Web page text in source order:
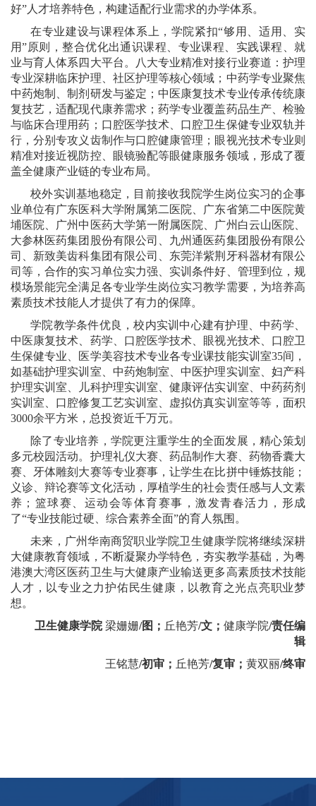
好”人才培养特色，构建适配行业需求的办学体系。
在专业建设与课程体系上，学院紧扣“够用、适用、实
用”原则，整合优化出通识课程、专业课程、实践课程、就
业与育人体系四大平台。八大专业精准对接行业赛道：护理
专业深耕临床护理、社区护理等核心领域；中药学专业聚焦
中药炮制、制剂研发与鉴定；中医康复技术专业传承传统康
复技艺，适配现代康养需求；药学专业覆盖药品生产、检验
与临床合理用药；口腔医学技术、口腔卫生保健专业双轨并
行，分别专攻义齿制作与口腔健康管理；眼视光技术专业则
精准对接近视防控、眼镜验配等眼健康服务领域，形成了覆
盖全健康产业链的专业布局。
校外实训基地稳定，目前接收我院学生岗位实习的企事
业单位有广东医科大学附属第二医院、广东省第二中医院黄
埔医院、广州中医药大学第一附属医院、广州白云山医院、
大参林医药集团股份有限公司、九州通医药集团股份有限公
司、新致美齿科集团有限公司、东莞洋紫荆牙科器材有限公
司等，合作的实习单位实力强、实训条件好、管理到位，规
模场景能完全满足各专业学生岗位实习教学需要，为培养高
素质技术技能人才提供了有力的保障。
学院教学条件优良，校内实训中心建有护理、中药学、
中医康复技术、药学、口腔医学技术、眼视光技术、口腔卫
生保健专业、医学美容技术专业各专业课技能实训室35间，
如基础护理实训室、中药炮制室、中医护理实训室、妇产科
护理实训室、儿科护理实训室、健康评估实训室、中药药剂
实训室、口腔修复工艺实训室、虚拟仿真实训室等等，面积
3000余平方米，总投资近千万元。
除了专业培养，学院更注重学生的全面发展，精心策划
多元校园活动。护理礼仪大赛、药品制作大赛、药物香囊大
赛、牙体雕刻大赛等专业赛事，让学生在比拼中锤炼技能；
义诊、辩论赛等文化活动，厚植学生的社会责任感与人文素
养；篮球赛、运动会等体育赛事，激发青春活力，形成
了“专业技能过硬、综合素养全面”的育人氛围。
未来，广州华南商贸职业学院卫生健康学院将继续深耕
大健康教育领域，不断凝聚办学特色，夯实教学基础，为粤
港澳大湾区医药卫生与大健康产业输送更多高素质技术技能
人才，以专业之力护佑民生健康，以教育之光点亮职业梦
想。
卫生健康学院梁姗姗/图； 丘艳芳/文； 健康学院/责任编
辑
王铭慧/初审； 丘艳芳/复审； 黄双丽/终审